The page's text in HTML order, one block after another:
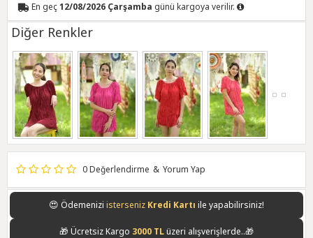
0 Değerlendirme & Yorum Yap
En geç12/08/2026 Çarşamba günü kargoya verilir.
Diğer Renkler
😍 Ödemenizi istersenizKredi Kartı ile yapabilirsiniz!
🎁 Ücretsiz Kargo 3000 TLüzeri alışverişlerde..🎁